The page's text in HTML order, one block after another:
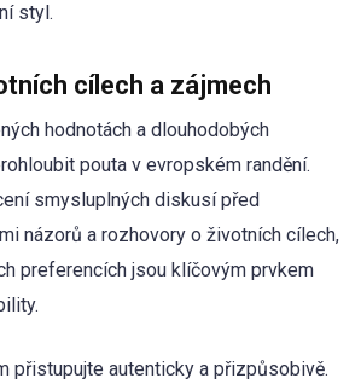
styl.
cílech a zájmech
hodnotách a dlouhodobých
pouta v evropském randění.
smysluplných diskusí před
názorů a rozhovory o životních cílech,
preferencích jsou klíčovým prvkem
přistupujte autenticky a přizpůsobivě.